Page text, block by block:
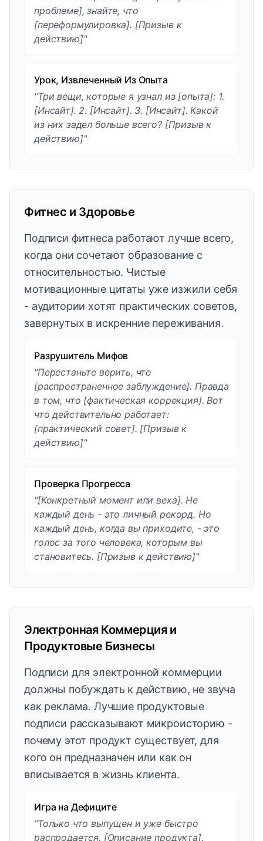
проблеме], знайте, что
[переформулировка]. [Призыв к
действию]"
Урок, Извлеченный Из Опыта
"Три вещи, которые я узнал из [опыта]: 1.
[Инсайт]. 2. [Инсайт]. 3. [Инсайт]. Какой
из них задел больше всего? [Призыв к
действию]"
Фитнес и Здоровье
Подписи фитнеса работают лучше всего,
когда они сочетают образование с
относительностью. Чистые
мотивационные цитаты уже изжили себя
- аудитории хотят практических советов,
завернутых в искренние переживания.
Разрушитель Мифов
"Перестаньте верить, что
[распространенное заблуждение]. Правда
в том, что [фактическая коррекция]. Вот
что действительно работает:
[практический совет]. [Призыв к
действию]"
Проверка Прогресса
"[Конкретный момент или веха]. Не
каждый день - это личный рекорд. Но
каждый день, когда вы приходите, - это
голос за того человека, которым вы
становитесь. [Призыв к действию]"
Электронная Коммерция и
Продуктовые Бизнесы
Подписи для электронной коммерции
должны побуждать к действию, не звуча
как реклама. Лучшие продуктовые
подписи рассказывают микроисторию -
почему этот продукт существует, для
кого он предназначен или как он
вписывается в жизнь клиента.
Игра на Дефиците
"Только что выпущен и уже быстро
распродается. [Описание продукта].